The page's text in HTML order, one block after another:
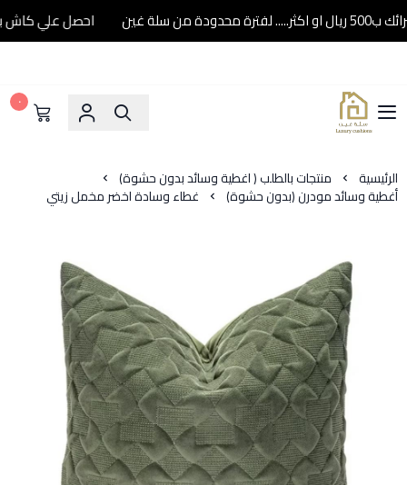
احصل علي كاش باك 10% عند شرائك ب500 ريال او اكثر..... لفترة محدودة
سلة غين
٠
الرئيسية منتجات بالطلب ( اغطية وسائد بدون حشوة)
أغطية وسائد مودرن (بدون حشوة) غطاء وسادة اخضر مخمل زيتي